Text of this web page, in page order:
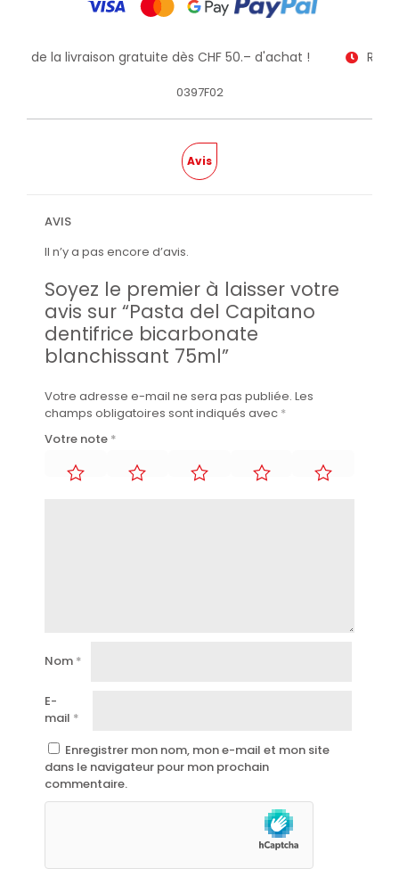
de la livraison gratuite dès CHF 50.– d'achat !
0397F02
Avis
AVIS
Il n’y a pas encore d’avis.
Soyez le premier à laisser votre
avis sur “Pasta del Capitano
dentifrice bicarbonate
blanchissant 75ml”
Votre adresse e-mail ne sera pas publiée. Les
champs obligatoires sont indiqués avec *
Votre note *
Nom *
E-
mail *
Enregistrer mon nom, mon e-mail et mon site
dans le navigateur pour mon prochain
commentaire.